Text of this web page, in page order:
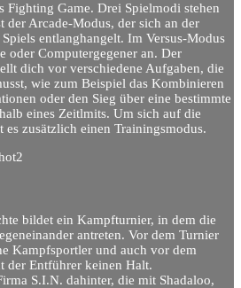
Fighting Game. Drei Spielmodi stehen
der Arcade-Modus, der sich an der
entlanghangelt. Im Versus-Modus
oder Computergegener an. Der
dich vor verschiedene Aufgaben, die
wie zum Beispiel das Kombinieren
oder den Sieg über eine bestimmte
eines Zeitlmits. Um sich auf die
zusätzlich einen Trainingsmodus.
bildet ein Kampfturnier, in dem die
antreten. Vor dem Turnier
Kampfsportler und auch vor dem
der Entführer keinen Halt.
S.I.N. dahinter, die mit Shadaloo,